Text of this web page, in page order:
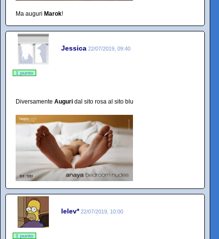
Ma auguri Marok!
Jessica 22/07/2019, 09:40
1 punto
Diversamente Auguri dal sito rosa al sito blu
lelev* 22/07/2019, 10:00
1 punto